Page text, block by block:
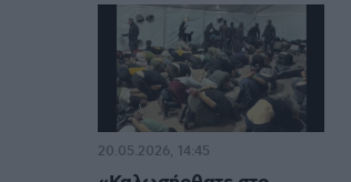
20.05.2026, 14:45